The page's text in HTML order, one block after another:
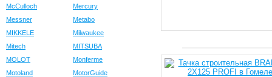
McCulloch
Mercury
Messner
Metabo
MIKKELE
Milwaukee
Mitech
MITSUBA
MOLOT
Monferme
Motoland
MotorGuide